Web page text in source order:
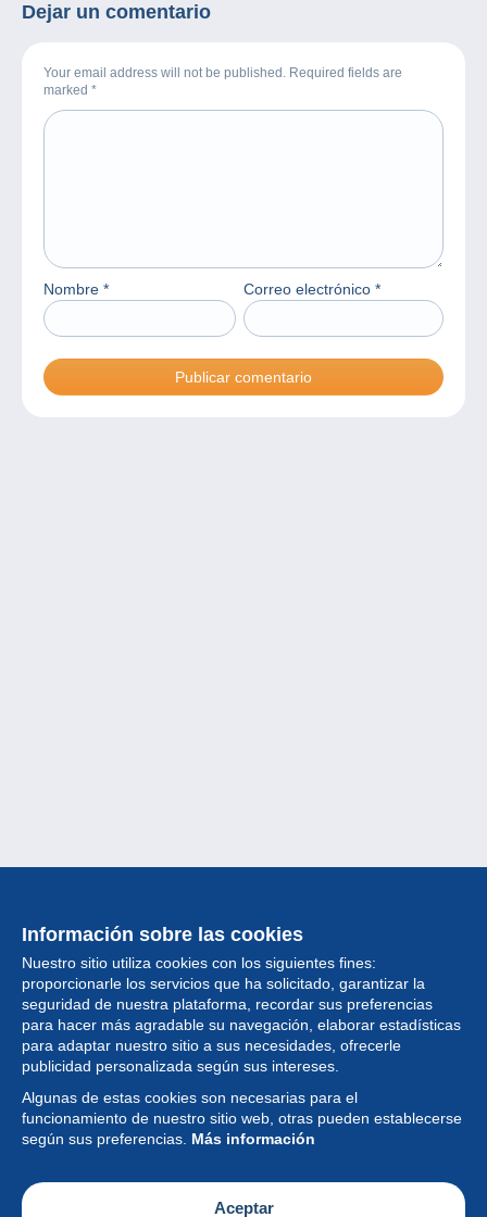
Dejar un comentario
Your email address will not be published. Required fields are
marked *
Nombre * Correo electrónico *
Información sobre las cookies
Nuestro sitio utiliza cookies con los siguientes fines:
proporcionarle los servicios que ha solicitado, garantizar la
seguridad de nuestra plataforma, recordar sus preferencias
para hacer más agradable su navegación, elaborar estadísticas
para adaptar nuestro sitio a sus necesidades, ofrecerle
publicidad personalizada según sus intereses.
Algunas de estas cookies son necesarias para el
funcionamiento de nuestro sitio web, otras pueden establecerse
según sus preferencias. Más información
Aceptar
Colección
Noticias
Funcionalidad
Empresa